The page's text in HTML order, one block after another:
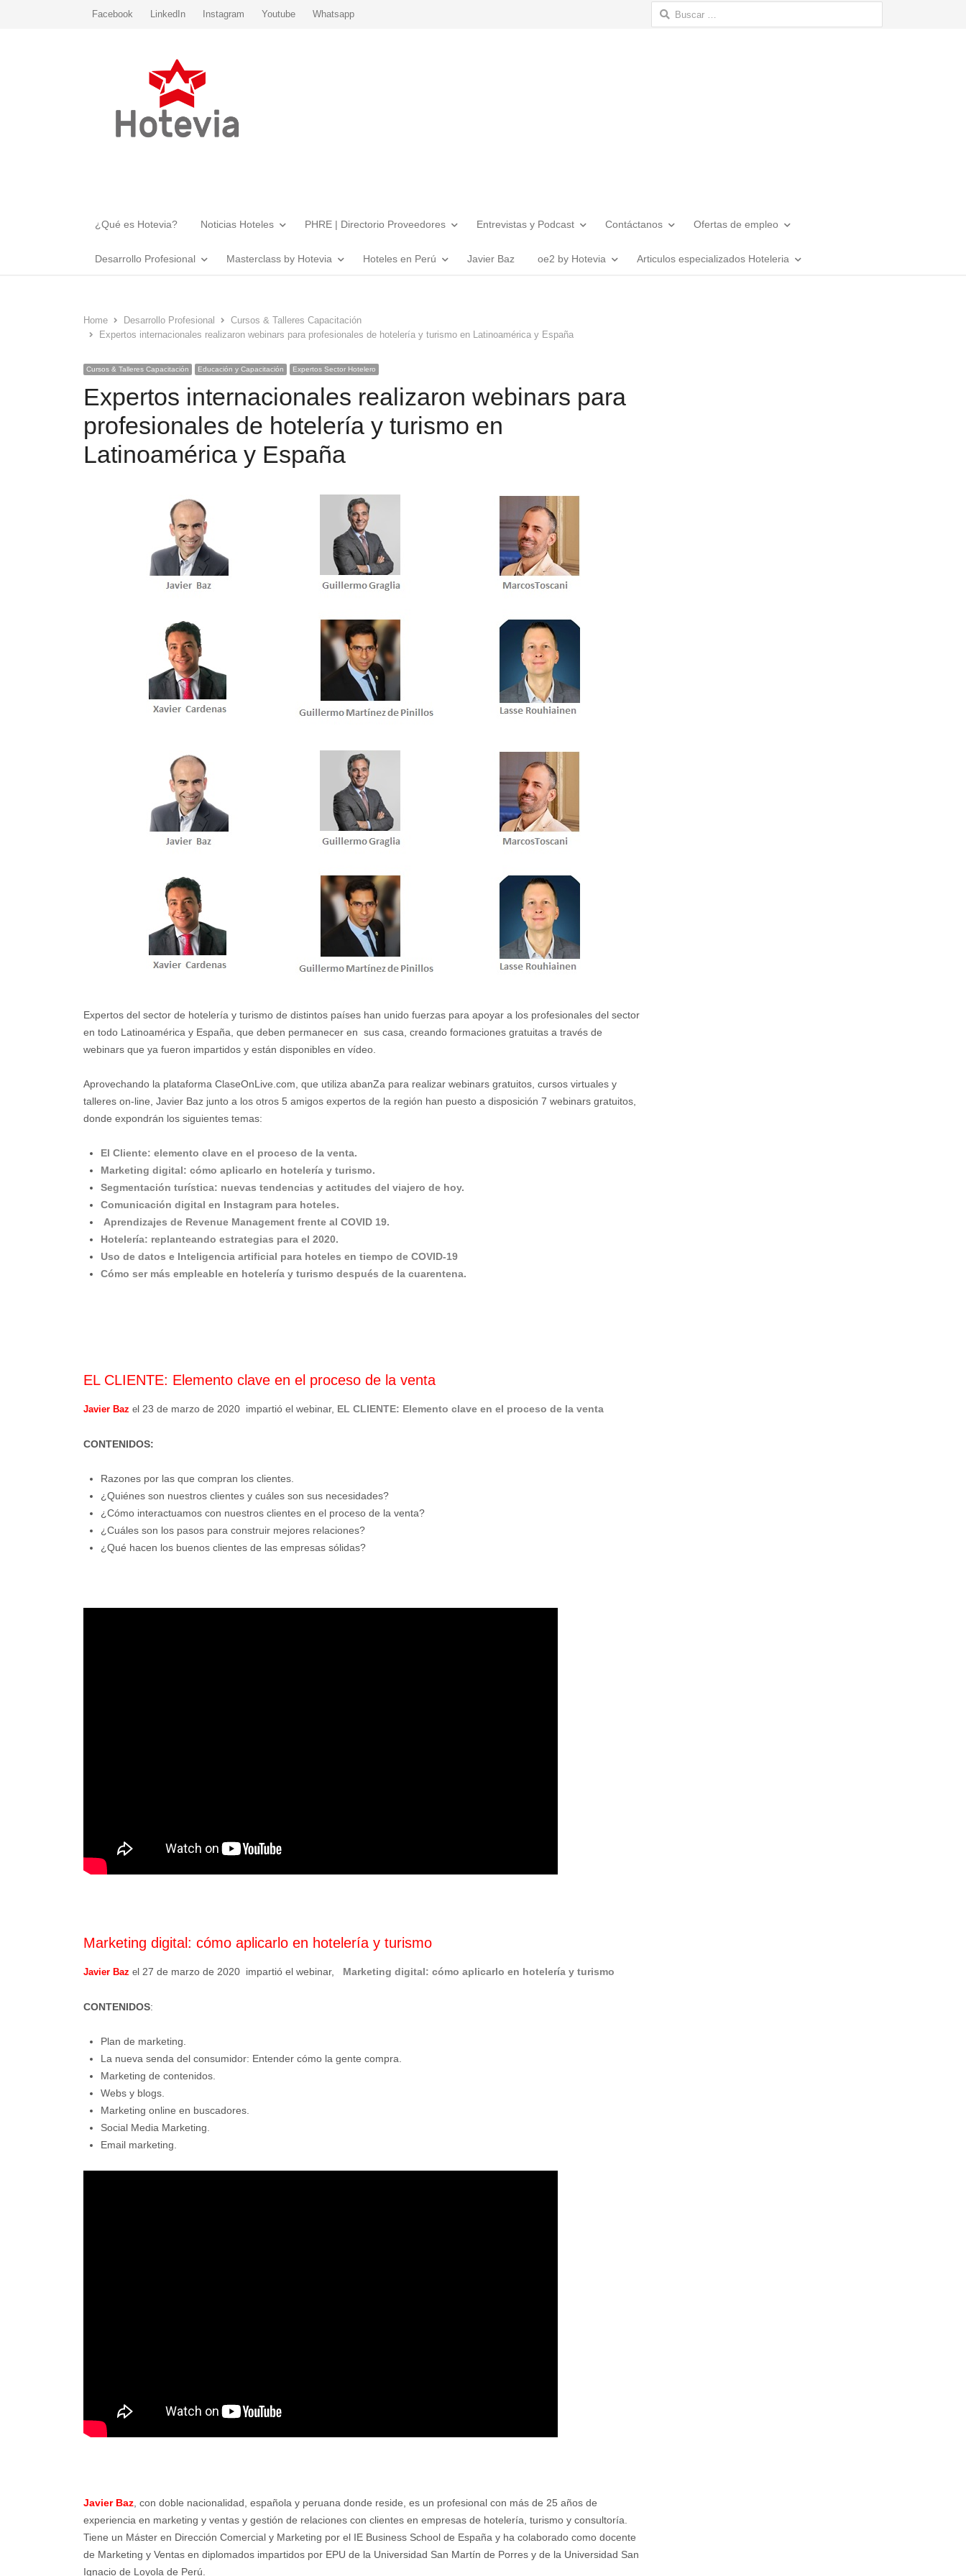
Facebook LinkedIn Instagram Youtube Whatsapp Buscar:
¿Qué es Hotevia? Noticias Hoteles PHRE | Directorio Proveedores Entrevistas y Podcast Contáctanos Ofertas de empleo
Desarrollo Profesional Masterclass by Hotevia Hoteles en Perú Javier Baz oe2 by Hotevia Articulos especializados Hoteleria
Home Desarrollo Profesional
Cursos & Talleres Capacitación
Expertos internacionales realizaron webinars para profesionales de hotelería y turismo en Latinoamérica y España
Cursos & Talleres Capacitación Educación y Capacitación Expertos Sector Hotelero
Expertos internacionales realizaron webinars para
profesionales de hotelería y turismo en
Latinoamérica y España
Expertos del sector de hotelería y turismo de distintos países han unido fuerzas para apoyar a los profesionales del sector
en todo Latinoamérica y España, que deben permanecer en sus casa, creando formaciones gratuitas a través de
webinars que ya fueron impartidos y están disponibles en vídeo.
Aprovechando la plataforma ClaseOnLive.com , que utiliza abanZa para realizar webinars gratuitos, cursos virtuales y
talleres on-line, Javier Baz junto a los otros 5 amigos expertos de la región han puesto a disposición 7 webinars gratuitos,
donde expondrán los siguientes temas:
El Cliente: elemento clave en el proceso de la venta.
Marketing digital: cómo aplicarlo en hotelería y turismo.
Segmentación turística: nuevas tendencias y actitudes del viajero de hoy.
Comunicación digital en Instagram para hoteles.
Aprendizajes de Revenue Management frente al COVID 19.
Hotelería: replanteando estrategias para el 2020.
Uso de datos e Inteligencia artificial para hoteles en tiempo de COVID-19
Cómo ser más empleable en hotelería y turismo después de la cuarentena.
EL CLIENTE: Elemento clave en el proceso de la venta
Javier Baz el 23 de marzo de 2020 impartió el webinar, EL CLIENTE: Elemento clave en el proceso de la venta
CONTENIDOS:
Razones por las que compran los clientes.
¿Quiénes son nuestros clientes y cuáles son sus necesidades?
¿Cómo interactuamos con nuestros clientes en el proceso de la venta?
¿Cuáles son los pasos para construir mejores relaciones?
¿Qué hacen los buenos clientes de las empresas sólidas?
Marketing digital: cómo aplicarlo en hotelería y turismo
Javier Baz el 27 de marzo de 2020 impartió el webinar, Marketing digital: cómo aplicarlo en hotelería y turismo
CONTENIDOS:
Plan de marketing.
La nueva senda del consumidor: Entender cómo la gente compra.
Marketing de contenidos.
Webs y blogs.
Marketing online en buscadores.
Social Media Marketing.
Email marketing.
Javier Baz con doble nacionalidad, española y peruana donde reside, es un profesional con más de 25 años de
experiencia en marketing y ventas y gestión de relaciones con clientes en empresas de hotelería, turismo y consultoría.
Tiene un Máster en Dirección Comercial y Marketing por el IE Business School de España y ha colaborado como docente
de Marketing y Ventas en diplomados impartidos por EPU de la Universidad San Martín de Porres y de la Universidad San
Ignacio de Loyola de Perú.